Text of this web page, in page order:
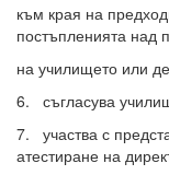
към края на
постъпленията над
на училището или
6. съгласува
7. участва с
атестиране на